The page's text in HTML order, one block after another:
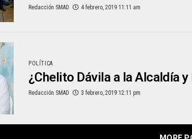
Redacción SMAD 4 febrero, 2019 11:11 am
POLÍTICA
¿Chelito Dávila a la Alcaldía
Redacción SMAD 3 febrero, 2019 12:11 pm